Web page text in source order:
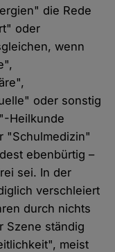
die Rede
oder
wenn
oder sonstig
Heilkunde
"Schulmedizin"
ebenbürtig –
sei. In der
verschleiert
durch nichts
Szene ständig
meist